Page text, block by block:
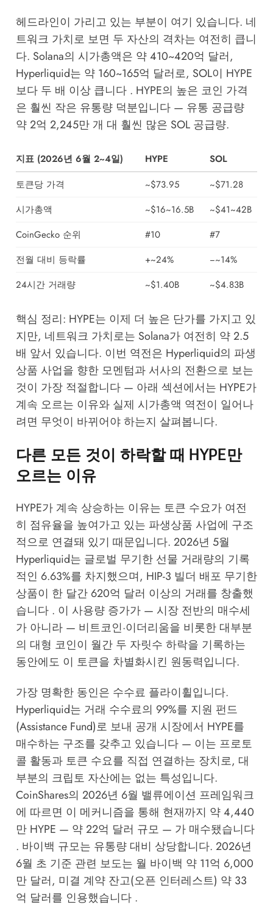
헤드라인이 가리고 있는 부분이 여기 있습니다. 네
트워크 가치로 보면 두 자산의 격차는 여전히 큽니
다. Solana의 시가총액은 약 410~420억 달러,
Hyperliquid는 약 160~165억 달러로, SOL이 HYPE
보다 두 배 이상 큽니다 . HYPE의 높은 코인 가격
은 훨씬 작은 유통량 덕분입니다 — 유통 공급량
약 2억 2,245만 개 대 훨씬 많은 SOL 공급량.
지표 (2026년 6월 2~4일) HYPE
SOL
토큰당 가격
~$73.95
~$71.28
시가총액
~$16~16.5B
~$41~42B
CoinGecko 순위
#10
#7
전월 대비 등락률
+~24%
−~14%
24시간 거래량
~$1.40B ~$4.83B
핵심 정리: HYPE는 이제 더 높은 단가를 가지고 있
지만, 네트워크 가치로는 Solana가 여전히 약 2.5
배 앞서 있습니다. 이번 역전은 Hyperliquid의 파생
상품 사업을 향한 모멘텀과 서사의 전환으로 보는
것이 가장 적절합니다 — 아래 섹션에서는 HYPE가
계속 오르는 이유와 실제 시가총액 역전이 일어나
려면 무엇이 바뀌어야 하는지 살펴봅니다.
다른 모든 것이 하락할 때 HYPE만
오르는 이유
HYPE가 계속 상승하는 이유는 토큰 수요가 여전
히 점유율을 높여가고 있는 파생상품 사업에 구조
적으로 연결돼 있기 때문입니다. 2026년 5월
Hyperliquid는 글로벌 무기한 선물 거래량의 기록
적인 6.63%를 차지했으며, HIP-3 빌더 배포 무기한
상품이 한 달간 620억 달러 이상의 거래를 창출했
습니다 . 이 사용량 증가가 — 시장 전반의 매수세
가 아니라 — 비트코인·이더리움을 비롯한 대부분
의 대형 코인이 월간 두 자릿수 하락을 기록하는
동안에도 이 토큰을 차별화시킨 원동력입니다.
가장 명확한 동인은 수수료 플라이휠입니다.
Hyperliquid는 거래 수수료의 99%를 지원 펀드
(Assistance Fund)로 보내 공개 시장에서 HYPE를
매수하는 구조를 갖추고 있습니다 — 이는 프로토
콜 활동과 토큰 수요를 직접 연결하는 장치로, 대
부분의 크립토 자산에는 없는 특성입니다.
CoinShares의 2026년 6월 밸류에이션 프레임워크
에 따르면 이 메커니즘을 통해 현재까지 약 4,440
만 HYPE — 약 22억 달러 규모 — 가 매수됐습니다
. 바이백 규모는 유통량 대비 상당합니다. 2026년
6월 초 기준 관련 보도는 월 바이백 약 11억 6,000
만 달러, 미결 계약 잔고(오픈 인터레스트) 약 33
억 달러를 인용했습니다 .